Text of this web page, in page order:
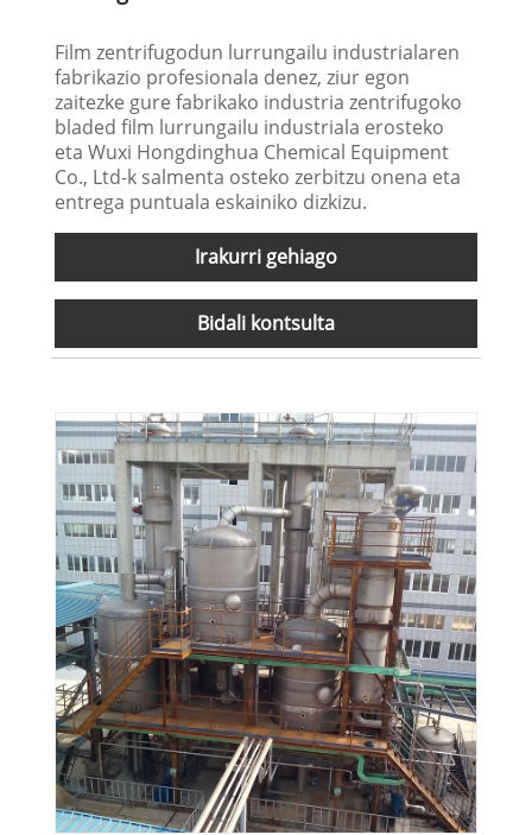
Film zentrifugodun lurrungailu industrialaren
fabrikazio profesionala denez, ziur egon
zaitezke gure fabrikako industria zentrifugoko
bladed film lurrungailu industriala erosteko
eta Wuxi Hongdinghua Chemical Equipment
Co., Ltd-k salmenta osteko zerbitzu onena eta
entrega puntuala eskainiko dizkizu.
Irakurri gehiago
Bidali kontsulta